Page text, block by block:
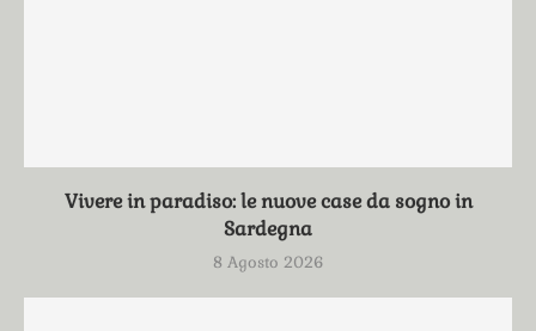
Vivere in paradiso: le nuove case da sogno in
Sardegna
8 Agosto 2026